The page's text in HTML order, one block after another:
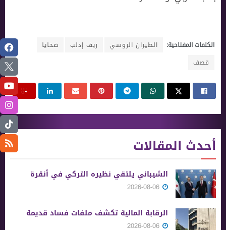
الكلمات المفتاحية: الطيران الروسي ريف إدلب
ضحايا
قصف
أحدث المقالات
الشيباني يلتقي نظيره التركي في أنقرة
الرقابة المالية تكشف ملفات فساد قديمة